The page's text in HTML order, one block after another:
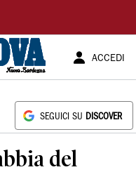
ACCEDI
SEGUICI SU DISCOVER
del